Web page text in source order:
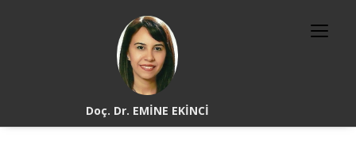
Doç. Dr. EMİNE EKİNCİ